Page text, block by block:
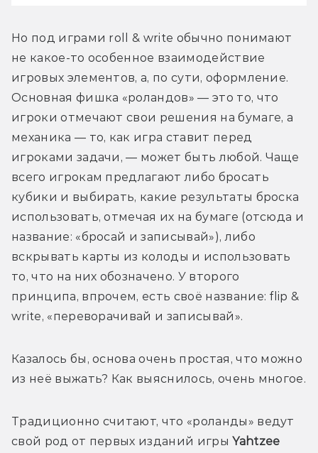
Но под играми roll & write обычно понимают
не какое-то особенное взаимодействие
игровых элементов, а, по сути, оформление.
Основная фишка «роландов» — это то, что
игроки отмечают свои решения на бумаге, а
механика — то, как игра ставит перед
игроками задачи, — может быть любой. Чаще
всего игрокам предлагают либо бросать
кубики и выбирать, какие результаты броска
использовать, отмечая их на бумаге (отсюда и
название: «бросай и записывай»), либо
вскрывать карты из колоды и использовать
то, что на них обозначено. У второго
принципа, впрочем, есть своё название: flip &
write, «переворачивай и записывай».
Казалось бы, основа очень простая, что можно
из неё выжать? Как выяснилось, очень многое.
Традиционно считают, что «роланды» ведут
свой род от первых изданий игры